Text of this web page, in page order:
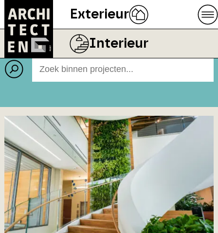
Exterieur
Interieur
Projecten
BEELD RODRUZA B.V.